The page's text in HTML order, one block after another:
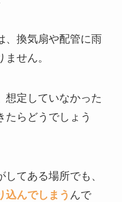
、換気扇や配管に雨
せん。
想定していなかった
たらどうでしょう
てある場所でも、
込んでしまう んで